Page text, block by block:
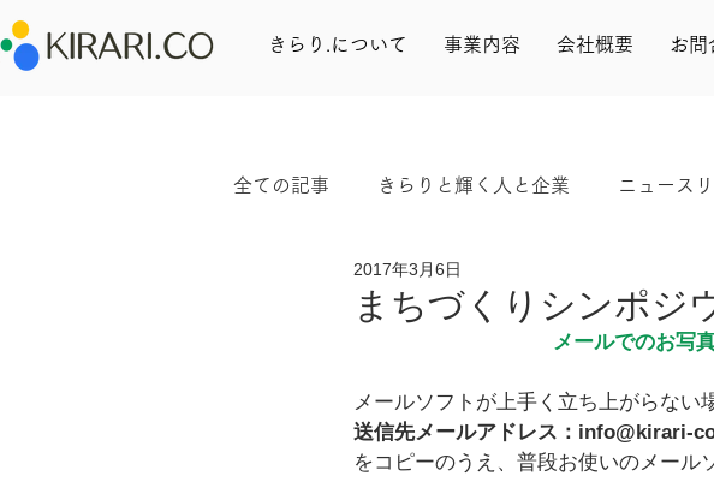
きらり.について 事業内容 会社概要 お問
全ての記事 きらりと輝く人と企業 ニュース
ワークライフバランス
まちづくりシンポジ
2017年3月6日
メールでのお写
メールソフトが上手く立ち上がらない
送信先メールアドレス：info@kirari-
をコピーのうえ、普段お使いのメール